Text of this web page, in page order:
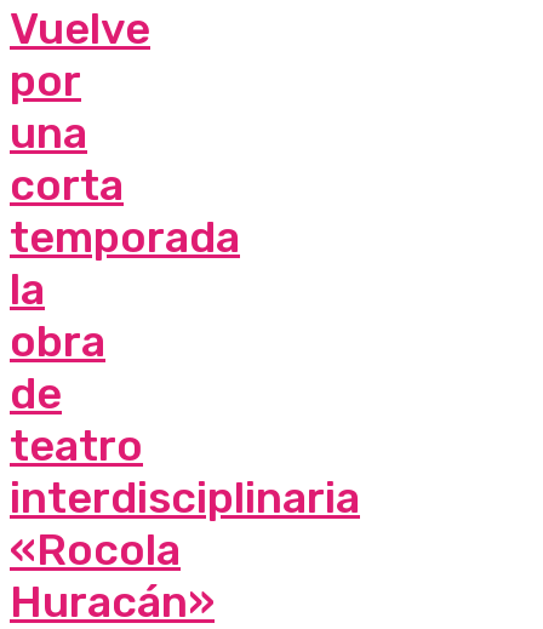
Vuelve
por
una
corta
temporada
la
obra
de
teatro
interdisciplinaria
«Rocola
Huracán»